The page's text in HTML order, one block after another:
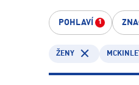
POHLAVÍ 1
ŽENY